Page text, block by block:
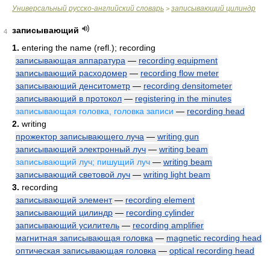
Универсальный русско-английский словарь > записывающий цилиндр
4
записывающий
1. entering the name (refl.); recording
записывающая аппаратура — recording equipment
записывающий расходомер — recording flow meter
записывающий денситометр — recording densitometer
записывающий в протокол — registering in the minutes
записывающая головка, головка записи — recording head
2. writing
прожектор записывающего луча — writing gun
записывающий электронный луч — writing beam
записывающий луч; пишущий луч — writing beam
записывающий световой луч — writing light beam
3. recording
записывающий элемент— recording element
записывающий цилиндр — recording cylinder
записывающий усилитель — recording amplifier
магнитная записывающая головка — magnetic recording head
оптическая записывающая головка — optical recording head